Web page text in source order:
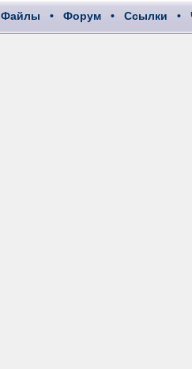
Файлы • Форум • Ссылки •